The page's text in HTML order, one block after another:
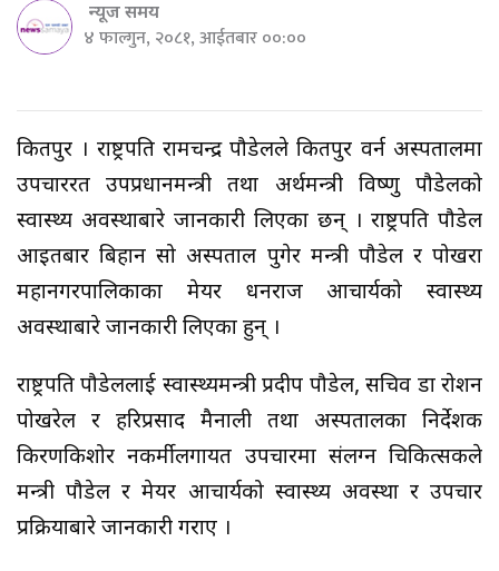
न्यूज समय
४ फाल्गुन, २०८१, आईतबार ००:००
किर्तिपुर । राष्ट्रपति रामचन्द्र पौडेलले किर्तिपुर वर्न अस्पतालमा
उपचाररत उपप्रधानमन्त्री तथा अर्थमन्त्री विष्णु पौडेलको
स्वास्थ्य अवस्थाबारे जानकारी लिएका छन् । राष्ट्रपति पौडेल
आइतबार बिहान सो अस्पताल पुगेर मन्त्री पौडेल र पोखरा
महानगरपालिकाका मेयर धनराज आचार्यको स्वास्थ्य
अवस्थाबारे जानकारी लिएका हुन् ।
राष्ट्रपति पौडेललाई स्वास्थ्यमन्त्री प्रदीप पौडेल, सचिव डा रोशन
पोखरेल र हरिप्रसाद मैनाली तथा अस्पतालका निर्देशक
किरणकिशोर नकर्मीलगायत उपचारमा संलग्न चिकित्सकले
मन्त्री पौडेल र मेयर आचार्यको स्वास्थ्य अवस्था र उपचार
प्रक्रियाबारे जानकारी गराए ।